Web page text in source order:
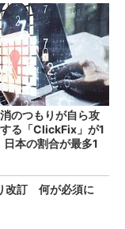
のつもりが自ら攻
る「ClickFix」が1
本の割合が最多1
改訂 何が必須に